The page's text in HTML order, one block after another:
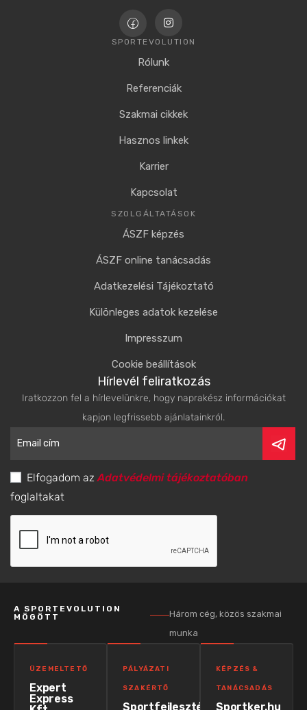
SPORTEVOLUTION
Rólunk
Referenciák
Szakmai cikkek
Hasznos linkek
Karrier
Kapcsolat
SZOLGÁLTATÁSOK
ÁSZF képzés
ÁSZF online tanácsadás
Adatkezelési Tájékoztató
Különleges adatok kezelése
Impresszum
Cookie beállítások
Hírlevél feliratkozás
Iratkozzon fel a hírlevelünkre, hogy naprakész információkat
kapjon legfrissebb ajánlatainkról.
Elfogadom azAdatvédelmi tájékoztatóban
foglaltakat
A SPORTEVOLUTION
MÖGÖTT
Három cég, közös szakmai
munka
ÜZEMELTETŐ
Expert
Express
PÁLYÁZATI
SZAKÉRTŐ
Sportfejlesztés
KÉPZÉS &
TANÁCSADÁS
Sportker.hu